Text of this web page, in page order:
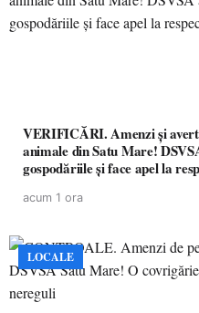
VERIFICĂRI. Amenzi și
animale din Satu Mare!
gospodăriile și face apel la
acum 1 ora
LOCALE